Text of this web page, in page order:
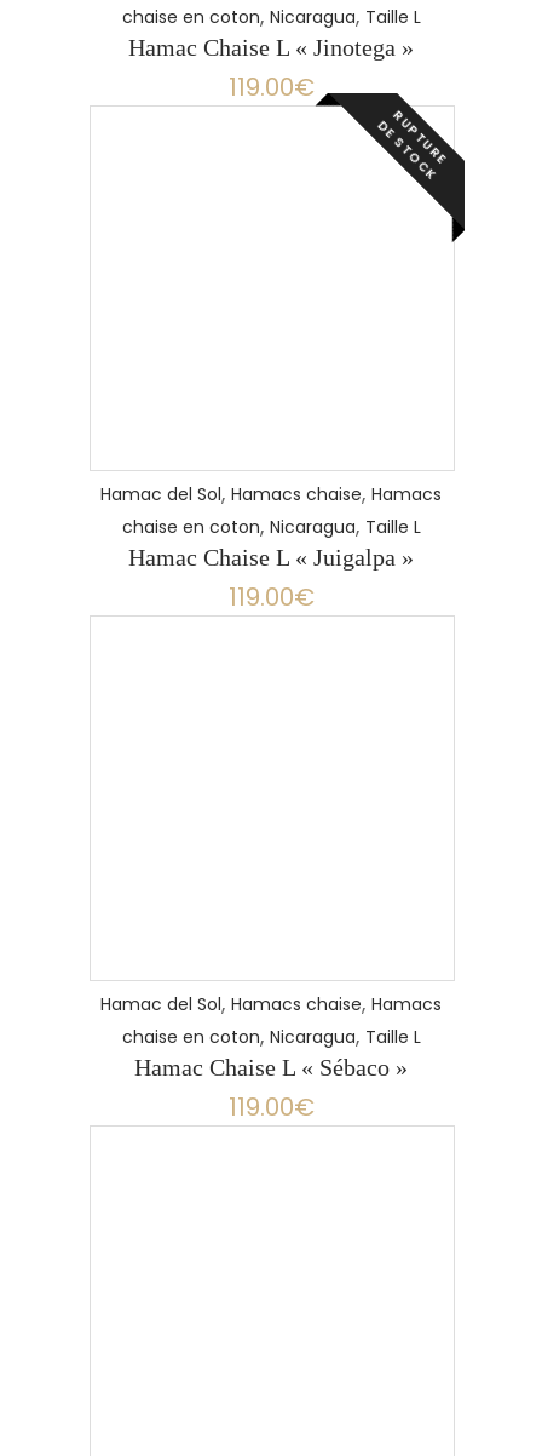
chaise en coton, Nicaragua, Taille L
Hamac Chaise L « Jinotega »
119.00€
R
U
P
T
U
R
E
D
E
S
T
O
C
K
Hamac del Sol, Hamacs chaise, Hamacs
chaise en coton, Nicaragua, Taille L
Hamac Chaise L « Juigalpa »
119.00€
Hamac del Sol, Hamacs chaise, Hamacs
chaise en coton, Nicaragua, Taille L
Hamac Chaise L « Sébaco »
119.00€